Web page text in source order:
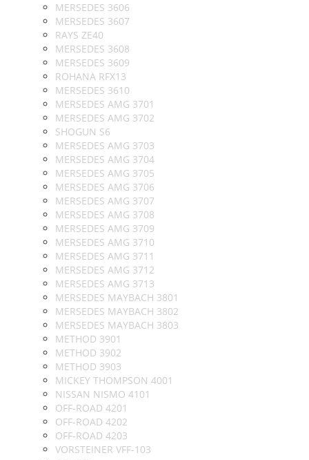
MERSEDES 3606
MERSEDES 3607
RAYS ZE40
MERSEDES 3608
MERSEDES 3609
ROHANA RFX13
MERSEDES 3610
MERSEDES AMG 3701
MERSEDES AMG 3702
SHOGUN S6
MERSEDES AMG 3703
MERSEDES AMG 3704
MERSEDES AMG 3705
MERSEDES AMG 3706
MERSEDES AMG 3707
MERSEDES AMG 3708
MERSEDES AMG 3709
MERSEDES AMG 3710
MERSEDES AMG 3711
MERSEDES AMG 3712
MERSEDES AMG 3713
MERSEDES MAYBACH 3801
MERSEDES MAYBACH 3802
MERSEDES MAYBACH 3803
METHOD 3901
METHOD 3902
METHOD 3903
MICKEY THOMPSON 4001
NISSAN NISMO 4101
OFF-ROAD 4201
OFF-ROAD 4202
OFF-ROAD 4203
VORSTEINER VFF-103